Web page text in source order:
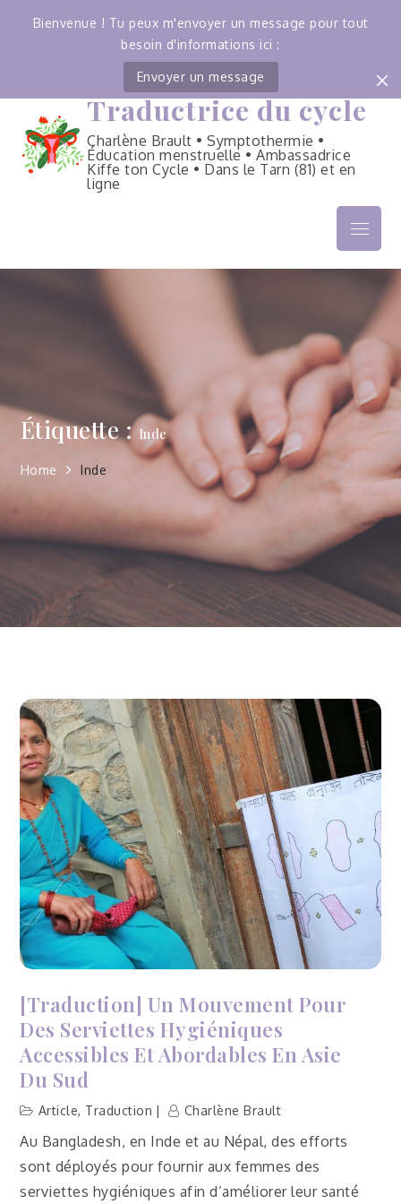
Bienvenue ! Tu peux m'envoyer un message pour tout
besoin d'informations ici :
Envoyer un message
content
Traductrice du cycle
Charlène Brault • Symptothermie •
Éducation menstruelle • Ambassadrice
Kiffe ton Cycle • Dans le Tarn (81) et en
ligne
Menu
Étiquette :Inde
Home Inde
[Traduction] Un Mouvement Pour
Des Serviettes Hygiéniques
Accessibles Et Abordables En Asie
Du Sud
Article, Traduction Charlène Brault
Au Bangladesh, en Inde et au Népal, des efforts
sont déployés pour fournir aux femmes des
serviettes hygiéniques afin d’améliorer leur santé